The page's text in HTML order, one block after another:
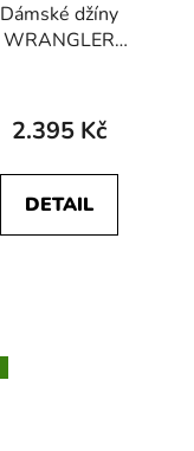
Dámské džíny
WRANGLER
2.395 Kč
DETAIL